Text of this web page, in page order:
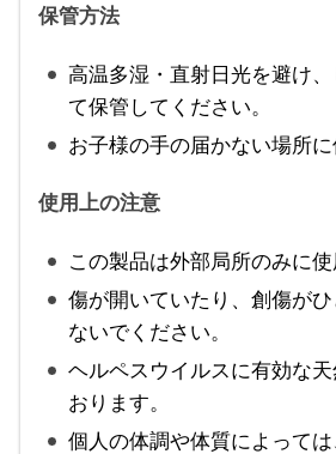
保管方法
高温多湿・直射日光を避け
て保管してください。
お子様の手の届かない場所に
使用上の注意
この製品は外部局所のみに使
傷が開いていたり、創傷が
ないでください。
ヘルペスウイルスに有効な
おります。
個人の体調や体質によって